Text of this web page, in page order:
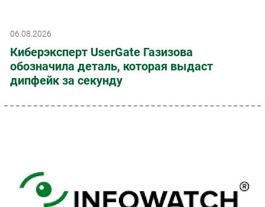
06.08.2026
Киберэксперт UserGate Газизова
обозначила деталь, которая выдаст
дипфейк за секунду